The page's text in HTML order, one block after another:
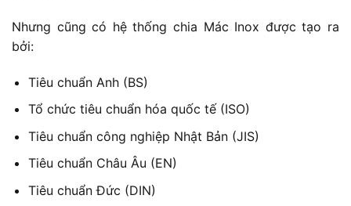
Nhưng cũng có hệ thống chia Mác Inox được tạo ra
bởi:
Tiêu chuẩn Anh (BS)
Tổ chức tiêu chuẩn hóa quốc tế (ISO)
Tiêu chuẩn công nghiệp Nhật Bản (JIS)
Tiêu chuẩn Châu Âu (EN)
Tiêu chuẩn Đức (DIN)